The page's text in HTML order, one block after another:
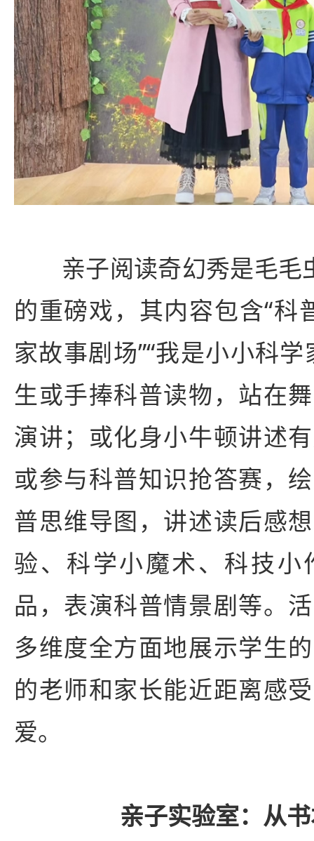
亲子阅读奇幻秀是毛毛
的重磅戏，其内容包含“科
家故事剧场”“我是小小科
生或手捧科普读物，站在
演讲；或化身小牛顿讲述
或参与科普知识抢答赛，
普思维导图，讲述读后感
验、科学小魔术、科技小
品，表演科普情景剧等。
多维度全方面地展示学生
的老师和家长能近距离感
爱。
亲子实验室：从